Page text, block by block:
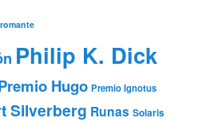
Philip K. Dick
Hugo Premio Ignotus
Silverberg Runas Solaris